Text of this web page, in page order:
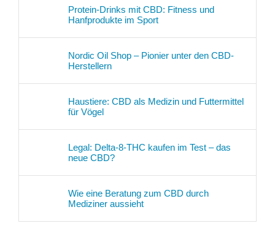
Protein-Drinks mit CBD: Fitness und
Hanfprodukte im Sport
Nordic Oil Shop – Pionier unter den CBD-
Herstellern
Haustiere: CBD als Medizin und Futtermittel
für Vögel
Legal: Delta-8-THC kaufen im Test – das
neue CBD?
Wie eine Beratung zum CBD durch
Mediziner aussieht